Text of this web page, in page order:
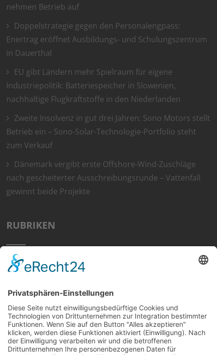
nehmen Betrieb auf
Doppelstrategie gegen den Personalengpass:
Enertrag eröffnet Ausbildungs- und Schulungszentrum
in Dauerthal
EU gibt Ländern mehr Spielraum für eigene
Industriepolitik: Batteriespeicher in Slowenien,
nachhaltige Flugkraftstoffe in den Niederlanden
Zweite Insolvenz in gut drei Jahren: Sono Motors stellt
Betrieb ein – Sono-Solar-Technologie-Portfolio steht
zum Verkauf
Dänemark vergibt erste Offshore-Wind-Zuschläge
nach gescheiterter Ausschreibungsrunde – Vattenfall
gewinnt beide Projekte
RUBRIKEN
Home
Tipps
Wissen
Strom Top30